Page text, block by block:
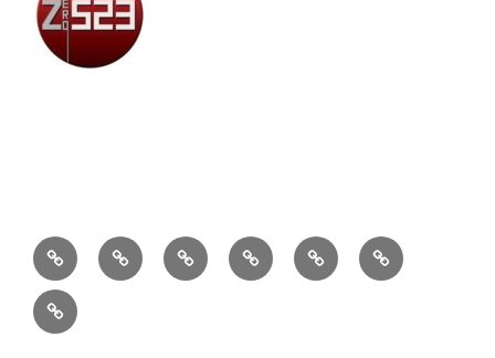
AttualitàCronacaPolitica EconomiaCultura Sport
Contatti